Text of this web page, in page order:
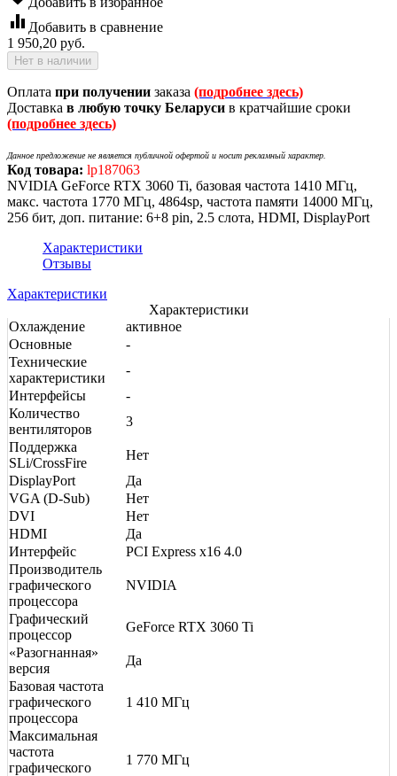
equalizer Добавить в сравнение
1 950,20 руб.
Нет в наличии
Оплата при получении заказа (подробнее здесь)
Доставка в любую точку Беларуси в кратчайшие сроки
(подробнее здесь)
Данное предложение не является публичной офертой и носит рекламный характер.
Код товара: lp187063
NVIDIA GeForce RTX 3060 Ti, базовая частота 1410 МГц,
макс. частота 1770 МГц, 4864sp, частота памяти 14000 МГц,
256 бит, доп. питание: 6+8 pin, 2.5 слота, HDMI, DisplayPort
Характеристики
Отзывы
Характеристики
Характеристики
Охлаждение
активное
Основные
-
Технические
характеристики
-
Интерфейсы
-
Количество
вентиляторов
3
Поддержка
SLi/CrossFire
Нет
DisplayPort
Да
VGA (D-Sub)
Нет
DVI
Нет
HDMI
Да
Интерфейс
PCI Express x16 4.0
Производитель
графического
процессора
NVIDIA
Графический
процессор
GeForce RTX 3060 Ti
«Разогнанная»
версия
Да
Базовая частота
графического
процессора
1 410 МГц
Максимальная
частота
графического
1 770 МГц